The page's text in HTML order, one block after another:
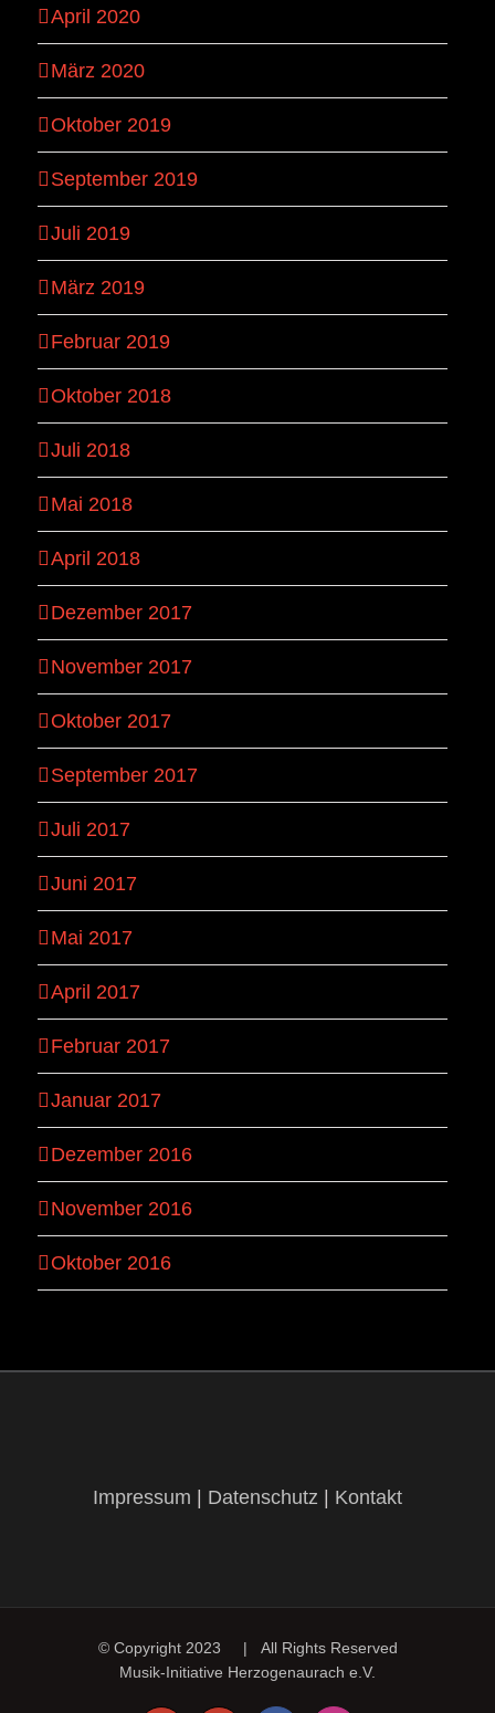
April 2020
März 2020
Oktober 2019
September 2019
Juli 2019
März 2019
Februar 2019
Oktober 2018
Juli 2018
Mai 2018
April 2018
Dezember 2017
November 2017
Oktober 2017
September 2017
Juli 2017
Juni 2017
Mai 2017
April 2017
Februar 2017
Januar 2017
Dezember 2016
November 2016
Oktober 2016
Impressum | Datenschutz | Kontakt
© Copyright 2023 | All Rights Reserved
Musik-Initiative Herzogenaurach e.V.